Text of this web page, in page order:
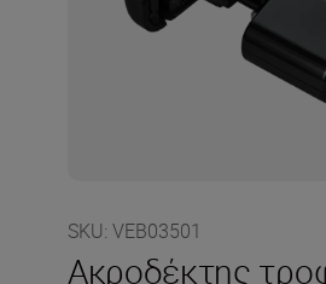
SKU: VEB03501
Ακροδέκτης